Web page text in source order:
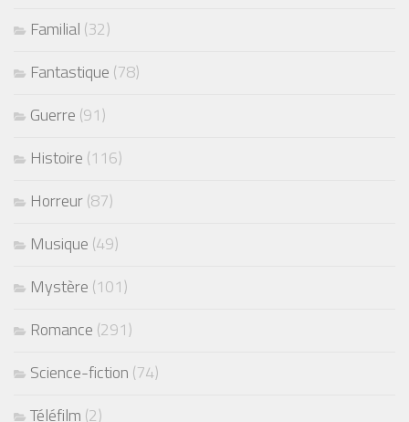
Familial (32)
Fantastique (78)
Guerre (91)
Histoire (116)
Horreur(87)
Musique (49)
Mystère (101)
Romance (291)
Science-fiction (74)
Téléfilm (2)